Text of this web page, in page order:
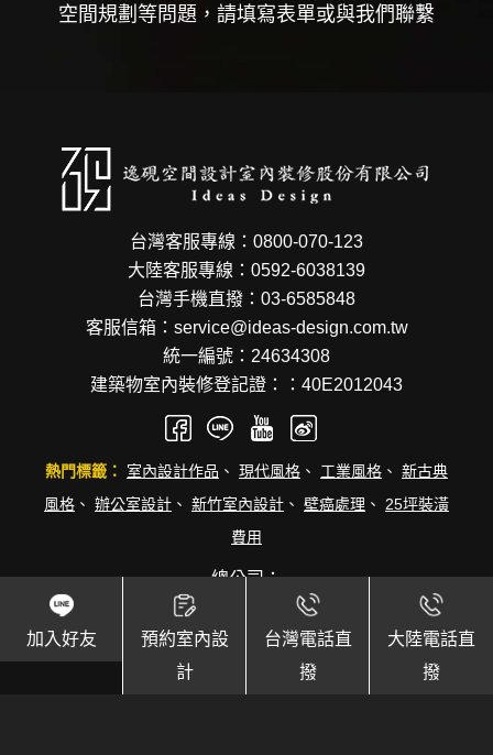
空間規劃等問題，請填寫表單或與我們聯繫
加入好友
預約室內設
計
台灣電話直
撥
大陸電話直
撥
台灣客服專線：0800-070-123
大陸客服專線：0592-6038139
台灣手機直撥：03-6585848
客服信箱：service@ideas-design.com.tw
統一編號：24634308
建築物室內裝修登記證：：40E2012043
熱門標籤： 室內設計作品 、 現代風格 、 工業風格 、 新古典
風格 、 辦公室設計 、 新竹室內設計 、 壁癌處理 、 25坪裝潢
費用
總公司：
新竹縣竹北市成功十三街32號9樓
兩岸直營據點資訊：台北， 桃園，新竹，苗栗 ，台中，彰
， 廈門